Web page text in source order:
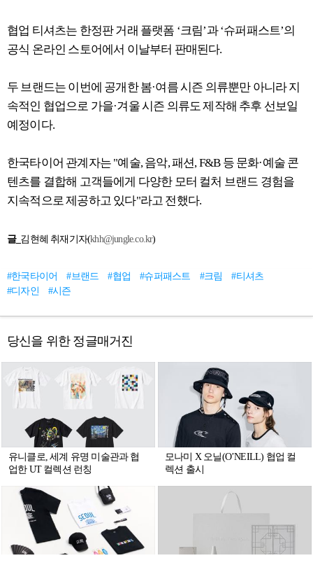
협업 티셔츠는 한정판 거래 플랫폼 ‘크림’과 ‘슈퍼패스트’의
공식 온라인 스토어에서 이날부터 판매된다.
두 브랜드는 이번에 공개한 봄·여름 시즌 의류뿐만 아니라 지
속적인 협업으로 가을·겨울 시즌 의류도 제작해 추후 선보일
예정이다.
한국타이어 관계자는 "예술, 음악, 패션, F&B 등 문화·예술 콘
텐츠를 결합해 고객들에게 다양한 모터 컬처 브랜드 경험을
지속적으로 제공하고 있다"라고 전했다.
글_ 김현혜 취재기자(khh@jungle.co.kr)
#한국타이어 #브랜드 #협업 #슈퍼패스트 #크림
#티셔츠
#디자인
#시즌
당신을 위한 정글매거진
유니클로, 세계 유명 미술관과 협
업한 UT 컬렉션 런칭
모나미 X 오닐(O’NEILL) 협업 컬
렉션 출시